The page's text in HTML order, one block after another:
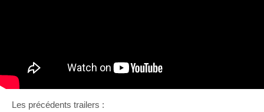
Les précédents trailers :